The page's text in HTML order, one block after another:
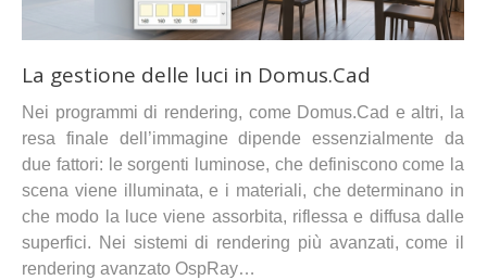
La gestione delle luci in Domus.Cad
Nei programmi di rendering, come Domus.Cad e altri, la
resa finale dell’immagine dipende essenzialmente da
due fattori: le sorgenti luminose, che definiscono come la
scena viene illuminata, e i materiali, che determinano in
che modo la luce viene assorbita, riflessa e diffusa dalle
superfici. Nei sistemi di rendering più avanzati, come il
rendering avanzato OspRay…